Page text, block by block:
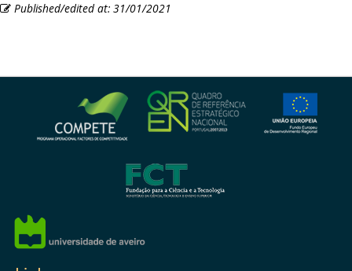
Published/edited at: 31/01/2021